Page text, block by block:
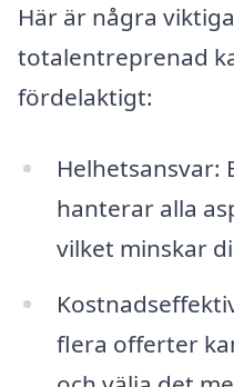
Här är några
totalentreprenad
fördelaktigt:
hanterar alla
vilket minskar
flera offerter